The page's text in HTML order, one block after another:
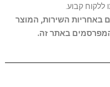
ללקוח קבוע.
באחריות השירות, המוצר
המפרסמים באתר זה.